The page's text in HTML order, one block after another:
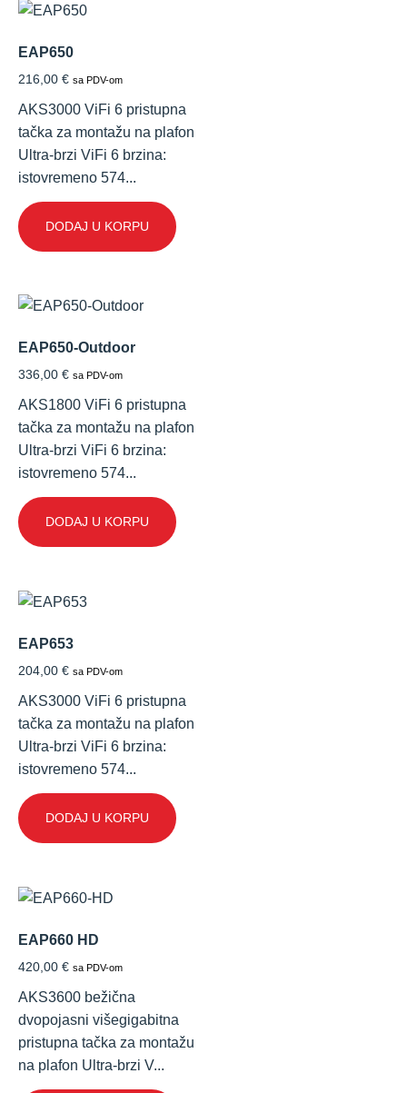
EAP650
216,00 € sa PDV-om
AKS3000 ViFi 6 pristupna
tačka za montažu na plafon
Ultra-brzi ViFi 6 brzina:
istovremeno 574...
DODAJ U KORPU
EAP650-Outdoor
336,00 € sa PDV-om
AKS1800 ViFi 6 pristupna
tačka za montažu na plafon
Ultra-brzi ViFi 6 brzina:
istovremeno 574...
DODAJ U KORPU
EAP653
204,00 € sa PDV-om
AKS3000 ViFi 6 pristupna
tačka za montažu na plafon
Ultra-brzi ViFi 6 brzina:
istovremeno 574...
DODAJ U KORPU
EAP660 HD
420,00 € sa PDV-om
AKS3600 bežična
dvopojasni višegigabitna
pristupna tačka za montažu
na plafon Ultra-brzi V...